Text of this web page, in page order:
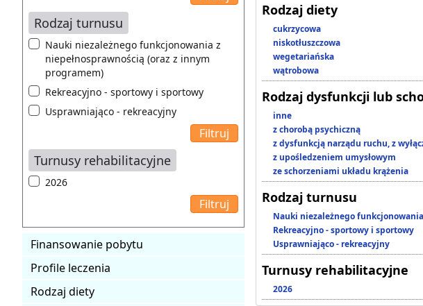
Rodzaj turnusu
Nauki niezależnego funkcjonowania z
niepełnosprawnością (oraz z innym
programem)
Rekreacyjno - sportowy i sportowy
Usprawniająco - rekreacyjny
Turnusy rehabilitacyjne
2026
Finansowanie pobytu
Profile leczenia
Rodzaj diety
Rodzaj diety
cukrzycowa
niskotłuszczowa
wegetariańska
wątrobowa
Rodzaj dysfunkcji lub
inne
z chorobą psychiczną
z dysfunkcją narządu ruchu, z
z upośledzeniem umysłowym
ze schorzeniami układu krążenia
Rodzaj turnusu
Nauki niezależnego
Rekreacyjno - sportowy i sportowy
Usprawniająco - rekreacyjny
Turnusy rehabilitacyjne
2026